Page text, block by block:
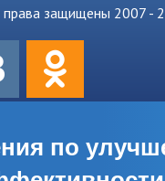
защищены 2007 -
по